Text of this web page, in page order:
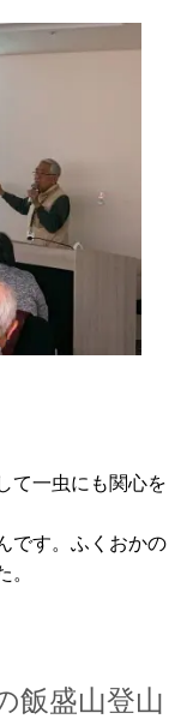
て一虫にも関心を
です。ふくおかの
。
飯盛山登山